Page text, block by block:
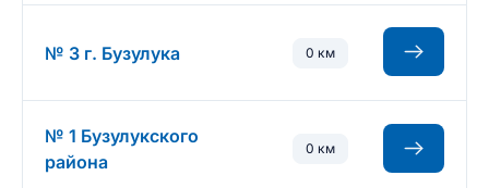
№ 3 г. Бузулука 0 км
№ 1 Бузулукского
района
0 км